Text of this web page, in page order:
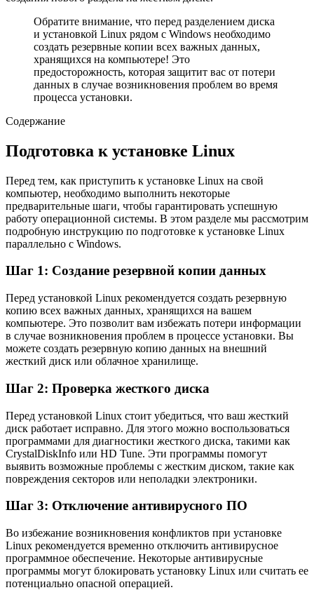
Обратите внимание, что перед разделением диска
и установкой Linux рядом с Windows необходимо
создать резервные копии всех важных данных,
хранящихся на компьютере! Это
предосторожность, которая защитит вас от потери
данных в случае возникновения проблем во время
процесса установки.
Содержание
Подготовка к установке Linux
Перед тем, как приступить к установке Linux на свой
компьютер, необходимо выполнить некоторые
предварительные шаги, чтобы гарантировать успешную
работу операционной системы. В этом разделе мы рассмотрим
подробную инструкцию по подготовке к установке Linux
параллельно с Windows.
Шаг 1: Создание резервной копии данных
Перед установкой Linux рекомендуется создать резервную
копию всех важных данных, хранящихся на вашем
компьютере. Это позволит вам избежать потери информации
в случае возникновения проблем в процессе установки. Вы
можете создать резервную копию данных на внешний
жесткий диск или облачное хранилище.
Шаг 2: Проверка жесткого диска
Перед установкой Linux стоит убедиться, что ваш жесткий
диск работает исправно. Для этого можно воспользоваться
программами для диагностики жесткого диска, такими как
CrystalDiskInfo или HD Tune. Эти программы помогут
выявить возможные проблемы с жестким диском, такие как
повреждения секторов или неполадки электроники.
Шаг 3: Отключение антивирусного ПО
Во избежание возникновения конфликтов при установке
Linux рекомендуется временно отключить антивирусное
программное обеспечение. Некоторые антивирусные
программы могут блокировать установку Linux или считать ее
потенциально опасной операцией.